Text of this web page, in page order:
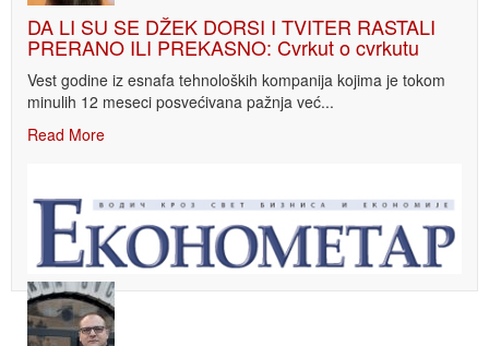
DA LI SU SE DŽEK DORSI I TVITER RASTALI
PRERANO ILI PREKASNO: Cvrkut o cvrkutu
Vest godine iz esnafa tehnoloških kompanija kojima je tokom
minulih 12 meseci posvećivana pažnja već...
Read More